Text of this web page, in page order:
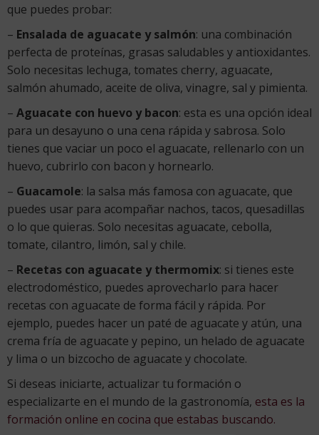
que puedes probar:
– Ensalada de aguacate y salmón: una combinación
perfecta de proteínas, grasas saludables y antioxidantes.
Solo necesitas lechuga, tomates cherry, aguacate,
salmón ahumado, aceite de oliva, vinagre, sal y pimienta.
– Aguacate con huevo y bacon: esta es una opción ideal
para un desayuno o una cena rápida y sabrosa. Solo
tienes que vaciar un poco el aguacate, rellenarlo con un
huevo, cubrirlo con bacon y hornearlo.
– Guacamole: la salsa más famosa con aguacate, que
puedes usar para acompañar nachos, tacos, quesadillas
o lo que quieras. Solo necesitas aguacate, cebolla,
tomate, cilantro, limón, sal y chile.
– Recetas con aguacate y thermomix: si tienes este
electrodoméstico, puedes aprovecharlo para hacer
recetas con aguacate de forma fácil y rápida. Por
ejemplo, puedes hacer un paté de aguacate y atún, una
crema fría de aguacate y pepino, un helado de aguacate
y lima o un bizcocho de aguacate y chocolate.
Si deseas iniciarte, actualizar tu formación o
especializarte en el mundo de la gastronomía, esta es la
formación online en cocina que estabas buscando.